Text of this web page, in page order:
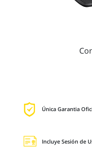
Única Garantia
Incluye Sesión de